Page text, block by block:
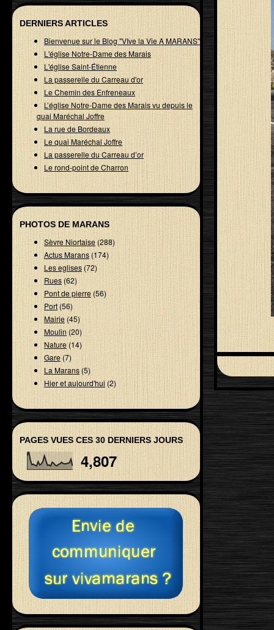
DERNIERS ARTICLES
Bienvenue sur le Blog "VIve la Vie A MARANS"
L'église Notre-Dame des Marais
L'église Saint-Étienne
La passerelle du Carreau d'or
Le Chemin des Enfreneaux
L’église Notre-Dame des Marais vu depuis le
quai Maréchal Joffre
La rue de Bordeaux
Le quai Maréchal Joffre
La passerelle du Carreau d’or
Le rond-point de Charron
PHOTOS DE MARANS
Sèvre Niortaise(288)
Actus Marans (174)
Les eglises(72)
Rues(62)
Pont de pierre(56)
Port(56)
Mairie(45)
Moulin(20)
Nature(14)
Gare (7)
La Marans(5)
Hier et aujourd'hui (2)
PAGES VUES CES 30 DERNIERS JOURS
4,807